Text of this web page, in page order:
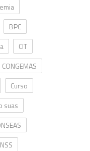
BPC
CIT
CONGEMAS
Curso
suas